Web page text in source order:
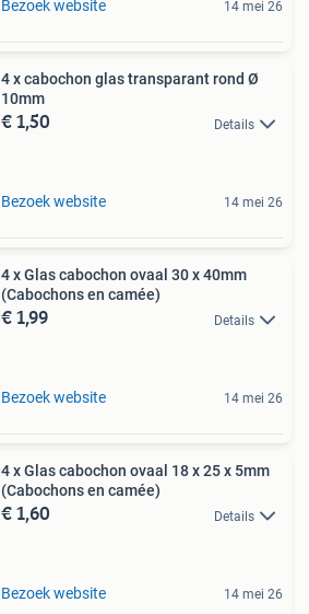
Bezoek website 14 mei 26
4 x cabochon glas transparant rond Ø
10mm
€ 1,50 Details
Bezoek website 14 mei 26
4 x Glas cabochon ovaal 30 x 40mm
(Cabochons en camée)
€ 1,99 Details
Bezoek website 14 mei 26
4 x Glas cabochon ovaal 18 x 25 x 5mm
(Cabochons en camée)
€ 1,60 Details
Bezoek website 14 mei 26